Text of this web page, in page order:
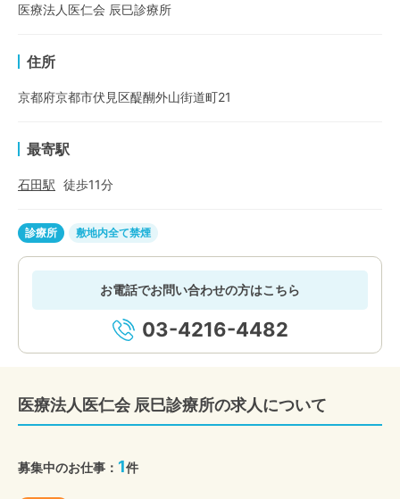
医療法人医仁会 辰巳診療所
住所
京都府京都市伏見区醍醐外山街道町21
最寄駅
石田駅 徒歩11分
診療所 敷地内全て禁煙
お電話でお問い合わせの方はこちら
03-4216-4482
医療法人医仁会 辰巳診療所の求人について
募集中のお仕事： 1件